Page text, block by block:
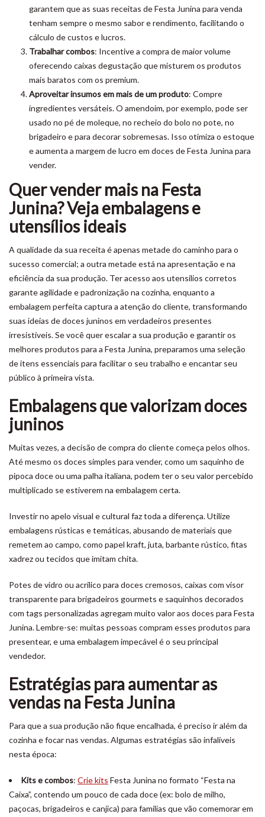
garantem que as suas receitas de Festa Junina para venda
tenham sempre o mesmo sabor e rendimento, facilitando o
cálculo de custos e lucros.
Trabalhar combos: Incentive a compra de maior volume
oferecendo caixas degustação que misturem os produtos
mais baratos com os premium.
Aproveitar insumos em mais de um produto: Compre
ingredientes versáteis. O amendoim, por exemplo, pode ser
usado no pé de moleque, no recheio do bolo no pote, no
brigadeiro e para decorar sobremesas. Isso otimiza o estoque
e aumenta a margem de lucro em doces de Festa Junina para
vender.
Quer vender mais na Festa
Junina? Veja embalagens e
utensílios ideais
A qualidade da sua receita é apenas metade do caminho para o
sucesso comercial; a outra metade está na apresentação e na
eficiência da sua produção. Ter acesso aos utensílios corretos
garante agilidade e padronização na cozinha, enquanto a
embalagem perfeita captura a atenção do cliente, transformando
suas ideias de doces juninos em verdadeiros presentes
irresistíveis. Se você quer escalar a sua produção e garantir os
melhores produtos para a Festa Junina, preparamos uma seleção
de itens essenciais para facilitar o seu trabalho e encantar seu
público à primeira vista.
Embalagens que valorizam doces
juninos
Muitas vezes, a decisão de compra do cliente começa pelos olhos.
Até mesmo os doces simples para vender, como um saquinho de
pipoca doce ou uma palha italiana, podem ter o seu valor percebido
multiplicado se estiverem na embalagem certa.
Investir no apelo visual e cultural faz toda a diferença. Utilize
embalagens rústicas e temáticas, abusando de materiais que
remetem ao campo, como papel kraft, juta, barbante rústico, fitas
xadrez ou tecidos que imitam chita.
Potes de vidro ou acrílico para doces cremosos, caixas com visor
transparente para brigadeiros gourmets e saquinhos decorados
com tags personalizadas agregam muito valor aos doces para Festa
Junina. Lembre-se: muitas pessoas compram esses produtos para
presentear, e uma embalagem impecável é o seu principal
vendedor.
Estratégias para aumentar as
vendas na Festa Junina
Para que a sua produção não fique encalhada, é preciso ir além da
cozinha e focar nas vendas. Algumas estratégias são infalíveis
nesta época:
Kits e combos: Crie kits Festa Junina no formato “Festa na
Caixa”, contendo um pouco de cada doce (ex: bolo de milho,
paçocas, brigadeiros e canjica) para famílias que vão comemorar em